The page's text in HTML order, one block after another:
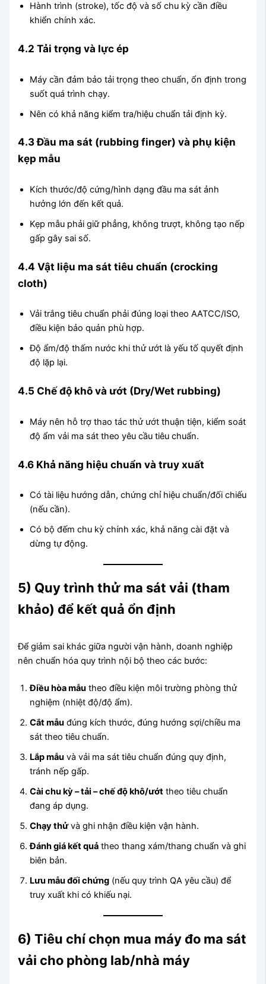
Hành trình (stroke), tốc độ và số chu kỳ cần điều
khiển chính xác.
4.2 Tải trọng và lực ép
Máy cần đảm bảo tải trọng theo chuẩn, ổn định trong
suốt quá trình chạy.
Nên có khả năng kiểm tra/hiệu chuẩn tải định kỳ.
4.3 Đầu ma sát (rubbing finger) và phụ kiện
kẹp mẫu
Kích thước/độ cứng/hình dạng đầu ma sát ảnh
hưởng lớn đến kết quả.
Kẹp mẫu phải giữ phẳng, không trượt, không tạo nếp
gấp gây sai số.
4.4 Vật liệu ma sát tiêu chuẩn (crocking
cloth)
Vải trắng tiêu chuẩn phải đúng loại theo AATCC/ISO,
điều kiện bảo quản phù hợp.
Độ ẩm/độ thấm nước khi thử ướt là yếu tố quyết định
độ lặp lại.
4.5 Chế độ khô và ướt (Dry/Wet rubbing)
Máy nên hỗ trợ thao tác thử ướt thuận tiện, kiểm soát
độ ẩm vải ma sát theo yêu cầu tiêu chuẩn.
4.6 Khả năng hiệu chuẩn và truy xuất
Có tài liệu hướng dẫn, chứng chỉ hiệu chuẩn/đối chiếu
(nếu cần).
Có bộ đếm chu kỳ chính xác, khả năng cài đặt và
dừng tự động.
5) Quy trình thử ma sát vải (tham
khảo) để kết quả ổn định
Để giảm sai khác giữa người vận hành, doanh nghiệp
nên chuẩn hóa quy trình nội bộ theo các bước:
Điều hòa mẫu theo điều kiện môi trường phòng thử
nghiệm (nhiệt độ/độ ẩm).
Cắt mẫu đúng kích thước, đúng hướng sợi/chiều ma
sát theo tiêu chuẩn.
Lắp mẫu và vải ma sát tiêu chuẩn đúng quy định,
tránh nếp gấp.
Cài chu kỳ – tải – chế độ khô/ướt theo tiêu chuẩn
đang áp dụng.
Chạy thửvà ghi nhận điều kiện vận hành.
Đánh giá kết quả theo thang xám/thang chuẩn và ghi
biên bản.
Lưu mẫu đối chứng (nếu quy trình QA yêu cầu) để
truy xuất khi có khiếu nại.
6) Tiêu chí chọn mua máy đo ma sát
vải cho phòng lab/nhà máy